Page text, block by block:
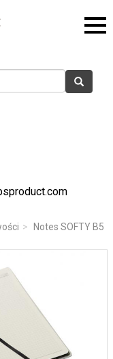
Notes SOFTY B5